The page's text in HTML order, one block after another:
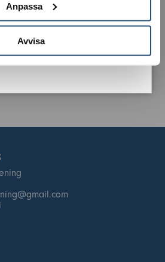
Anpassa
Avvisa